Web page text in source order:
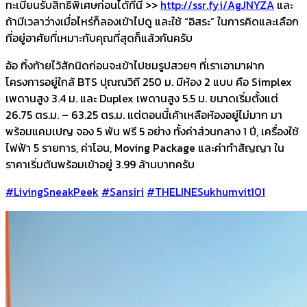
ทะเบียนรับสิทธิพิเศษก่อนได้ที่นี่ >> http://ssr.fyi/AgJNYZA และ
ถ้ามีเวลาว่างเมื่อไหร่ก็ลองเข้าไปดู และใช้ “อิสระ” ในการคิดและเลือก
ที่อยู่อาศัยที่เหมาะกับคุณที่สุดก็แล้วกันครับ
อ้อ ทิ้งท้ายไว้สักนิดก่อนจะเข้าไปชมรูปสวยๆ ที่เราเอามาฝาก
โครงการอยู่ใกล้ BTS ปุณณวิถี 250 ม. มีห้อง 2 แบบ คือ Simplex
เพดานสูง 3.4 ม. และ Duplex เพดานสูง 5.5 ม. ขนาดเริ่มตั้งแต่
26.75 ตร.ม. – 63.25 ตร.ม. แต่ตอนนี้เค้าเหลือห้องอยู่ไม่มาก มา
พร้อมแคมเปญ จอง 5 พัน ฟรี 5 อย่าง ทั้งค่าส่วนกลาง 1 ปี, เครื่องใช้
ไฟฟ้า 5 รายการ, ค่าโอน, Moving Package และค่าทำสัญญา ใน
ราคาเริ่มต้นพร้อมเข้าอยู่ 3.99 ล้านบาทครับ
#LivingSneakPeek #Sansiri #THELINESukhumvit101